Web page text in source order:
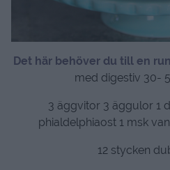
Det här behöver du till en
med digestiv 30-
3 äggvitor 3 äggulor 1
phialdelphiaost 1 msk
12 stycken